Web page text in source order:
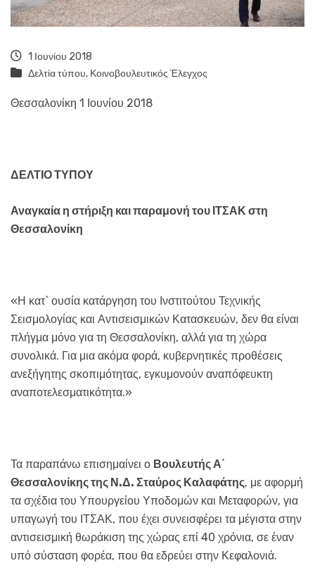
1 Ιουνίου 2018
Δελτία τύπου, Κοινοβουλευτικός Έλεγχος
Θεσσαλονίκη 1 Ιουνίου 2018
ΔΕΛΤΙΟ ΤΥΠΟΥ
Αναγκαία η στήριξη και παραμονή του ΙΤΣΑΚ στη
Θεσσαλονίκη
«Η κατ` ουσία κατάργηση του Ινστιτούτου Τεχνικής
Σεισμολογίας και Αντισεισμικών Κατασκευών, δεν θα είναι
πλήγμα μόνο για τη Θεσσαλονίκη, αλλά για τη χώρα
συνολικά. Για μια ακόμα φορά, κυβερνητικές προθέσεις
ανεξήγητης σκοπιμότητας, εγκυμονούν αναπόφευκτη
αναποτελεσματικότητα.»
Τα παραπάνω επισημαίνει ο Βουλευτής Α΄
Θεσσαλονίκης της Ν.Δ. Σταύρος Καλαφάτης, με αφορμή
τα σχέδια του Υπουργείου Υποδομών και Μεταφορών, για
υπαγωγή του ΙΤΣΑΚ, που έχει συνεισφέρει τα μέγιστα στην
αντισεισμική θωράκιση της χώρας επί 40 χρόνια, σε έναν
υπό σύσταση φορέα, που θα εδρεύει στην Κεφαλονιά.